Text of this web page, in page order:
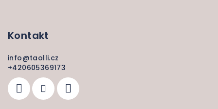
Kontakt
info@taolli.cz
+420605369173